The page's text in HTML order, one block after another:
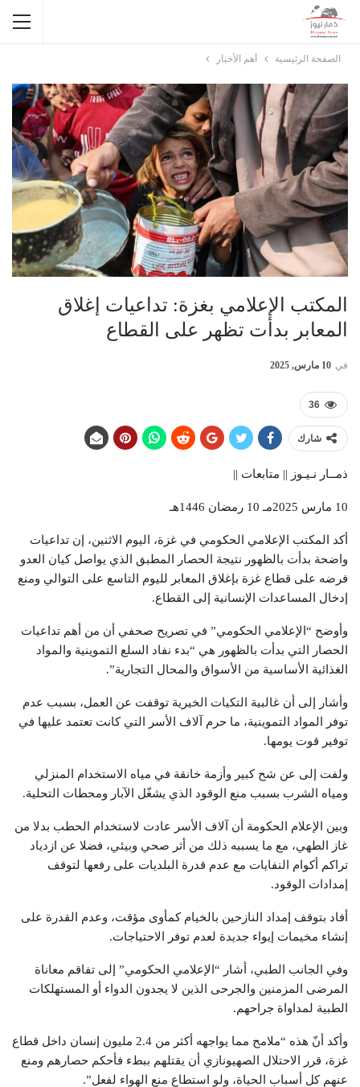
الصفحة الرئيسية أهم الأخبار
المكتب الإعلامي بغزة: تداعيات إغلاق
المعابر بدأت تظهر على القطاع
في 10 مارس, 2025
36
شارك
ذمــار نـيـوز || متابعات ||
10 مارس 2025مـ 10 رمضان 1446هـ
أكد المكتب الإعلامي الحكومي في غزة، اليوم الاثنين، إن تداعيات
واضحة بدأت بالظهور نتيجة الحصار المطبق الذي يواصل كيان العدو
فرضه على قطاع غزة بإغلاق المعابر لليوم التاسع على التوالي ومنع
إدخال المساعدات الإنسانية إلى القطاع.
وأوضح “الإعلامي الحكومي” في تصريح صحفي أن من أهم تداعيات
الحصار التي بدأت بالظهور هي “بدء نفاد السلع التموينية والمواد
الغذائية الأساسية من الأسواق والمحال التجارية”.
وأشار إلى أن غالبية التكيات الخيرية توقفت عن العمل، بسبب عدم
توفر المواد التموينية، ما حرم آلاف الأسر التي كانت تعتمد عليها في
توفير قوت يومها.
ولفت إلى عن شح كبير وأزمة خانقة في مياه الاستخدام المنزلي
ومياه الشرب بسبب منع الوقود الذي يشغّل الآبار ومحطات التحلية.
وبين الإعلام الحكومة أن آلاف الأسر عادت لاستخدام الحطب بدلا من
غاز الطهي، مع ما يسببه ذلك من أثر صحي وبيئي، فضلا عن ازدياد
تراكم أكوام النفايات مع عدم قدرة البلديات على رفعها لتوقف
إمدادات الوقود.
أفاد بتوقف إمداد النازحين بالخيام كمأوى مؤقت، وعدم القدرة على
إنشاء مخيمات إيواء جديدة لعدم توفر الاحتياجات.
وفي الجانب الطبي، أشار “الإعلامي الحكومي” إلى تفاقم معاناة
المرضى المزمنين والجرحى الذين لا يجدون الدواء أو المستهلكات
الطبية لمداواة جراحهم.
وأكد أنّ هذه “ملامح مما يواجهه أكثر من 2.4 مليون إنسان داخل قطاع
غزة، قرر الاحتلال الصهيونازي أن يقتلهم ببطء فأحكم حصارهم ومنع
عنهم كل أسباب الحياة، ولو استطاع منع الهواء لفعل”.